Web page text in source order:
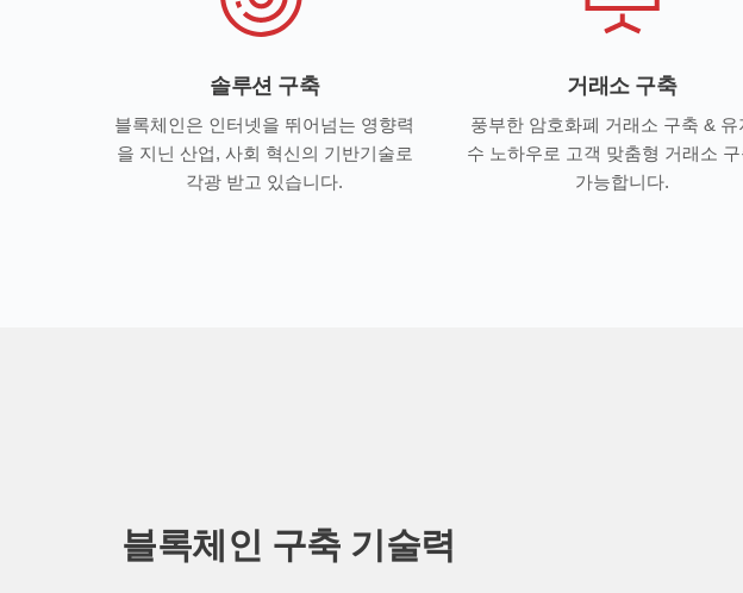
솔루션 구축
블록체인은 인터넷을 뛰어넘는 영향력
을 지닌 산업, 사회 혁신의 기반기술로
각광 받고 있습니다.
거래소 구축
풍부한 암호화폐 거래소 구축 & 유
수 노하우로 고객 맞춤형 거래소 구
가능합니다.
블록체인 구축 기술력